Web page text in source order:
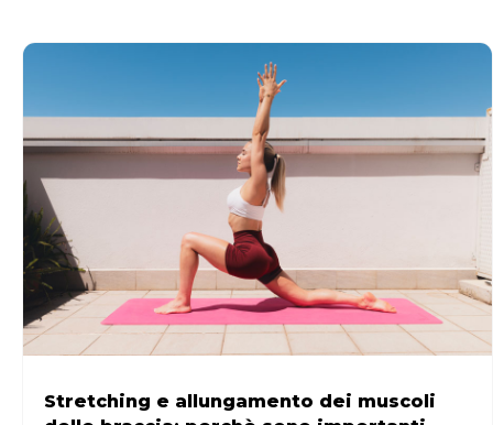
Stretching e allungamento dei muscoli